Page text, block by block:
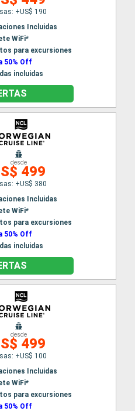
+US$ 190
Incluidas
WiFi*
para excursiones
50% Off
incluidas
desde
499
+US$ 380
Incluidas
WiFi*
para excursiones
50% Off
incluidas
desde
499
+US$ 100
Incluidas
WiFi*
para excursiones
50% Off